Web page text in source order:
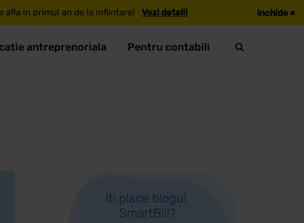
afla in primul an de la infiintare! Vezi detalii Inchide ×
antreprenoriala Pentru contabili